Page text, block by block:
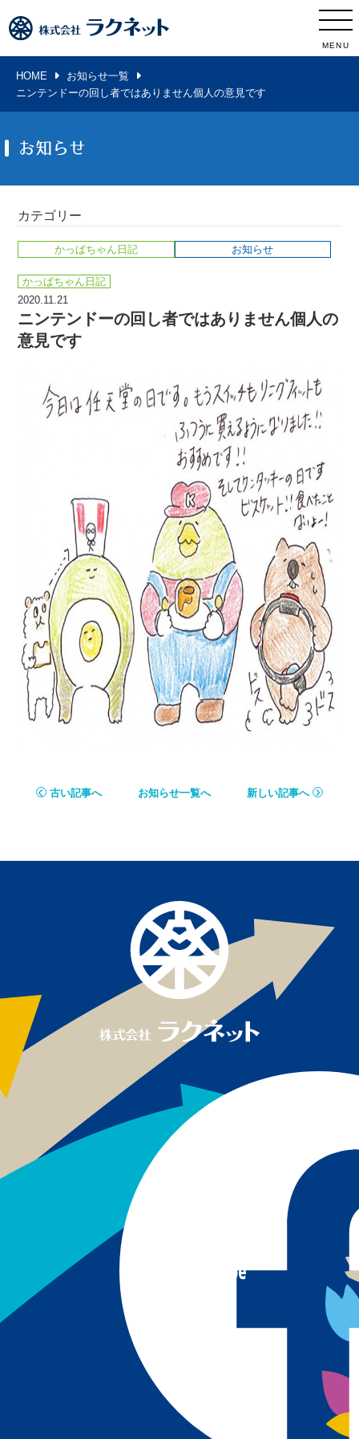
MENU
HOME
お知らせ一覧
ニンテンドーの回し者ではありません個人の意見です
お知らせ
かっぱちゃん日記
2020.11.21
ニンテンドーの回し者ではありません個人の
意見です
古い記事へ お知らせ一覧へ 新しい記事へ
カテゴリー
かっぱちゃん日記 お知らせ